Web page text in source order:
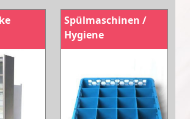
Spülmaschinen /
Hygiene